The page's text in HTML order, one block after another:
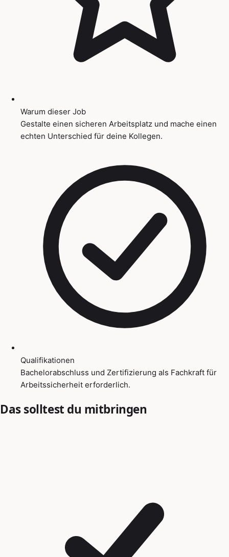
Warum dieser Job
Gestalte einen sicheren Arbeitsplatz und mache einen
echten Unterschied für deine Kollegen.
Qualifikationen
Bachelorabschluss und Zertifizierung als Fachkraft für
Arbeitssicherheit erforderlich.
Das solltest du mitbringen